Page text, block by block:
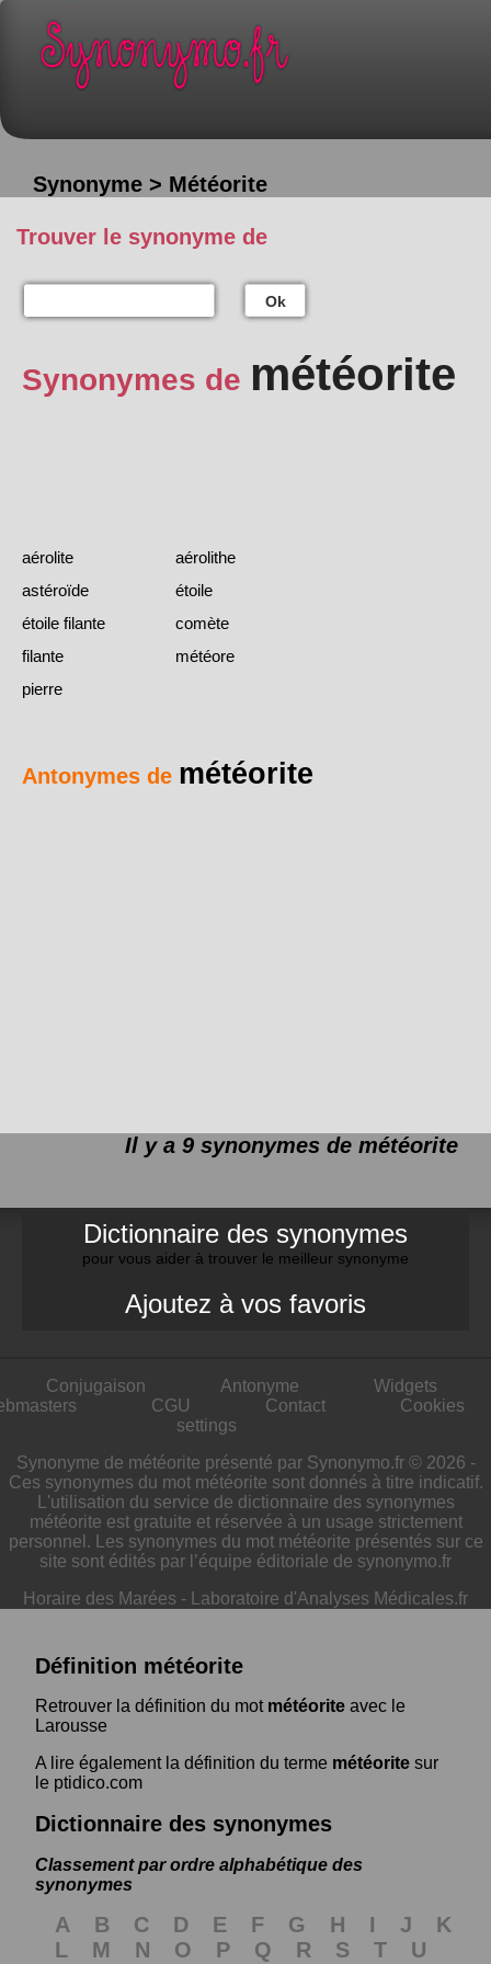
Synonyme > Météorite
Trouver le synonyme de
Ok
Synonymes de météorite
aérolite
aérolithe
astéroïde
étoile
étoile filante
comète
filante
météore
pierre
Antonymes de météorite
Il y a 9 synonymes de météorite
Dictionnaire des synonymes
pour vous aider à trouver le meilleur synonyme
Ajoutez à vos favoris
Conjugaison Antonyme
Widgets
CGU Contact
Cookies
settings
Synonyme de météorite présenté par Synonymo.fr © 2026 -
Ces synonymes du mot météorite sont donnés à titre indicatif.
L'utilisation du service de dictionnaire des synonymes
météorite est gratuite et réservée à un usage strictement
personnel. Les synonymes du mot météorite présentés sur ce
site sont édités par l’équipe éditoriale de synonymo.fr
Horaire des Marées - Laboratoire d'Analyses Médicales.fr
Définition météorite
Retrouver la définition du mot météorite avec le
Larousse
A lire également la définition du terme météorite sur
le ptidico.com
Dictionnaire des synonymes
Classement par ordre alphabétique des
synonymes
A B C D E F G H I J
K
L
M N O P Q R S T
U